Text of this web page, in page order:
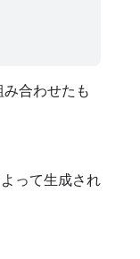
合わせたも
って生成され